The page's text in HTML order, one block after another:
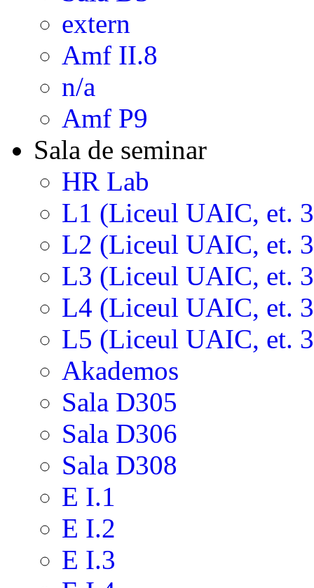
extern
Amf II.8
n/a
Amf P9
Sala de seminar
HR Lab
L1 (Liceul UAIC, et.
L2 (Liceul UAIC, et.
L3 (Liceul UAIC, et.
L4 (Liceul UAIC, et.
L5 (Liceul UAIC, et.
Akademos
Sala D305
Sala D306
Sala D308
E I.1
E I.2
E I.3